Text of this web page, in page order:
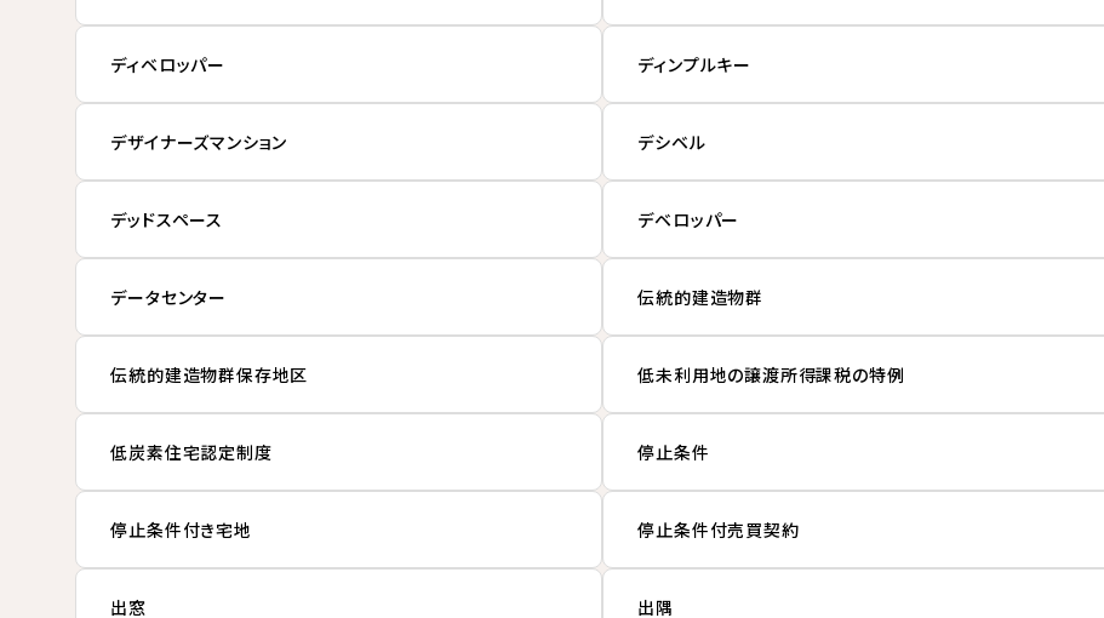
ディベロッパー ディンプルキー
デザイナーズマンション デシベル
デッドスペース デベロッパー
データセンター 伝統的建造物群
伝統的建造物群保存地区 低未利用地の譲渡所得課税の特例
低炭素住宅認定制度 停止条件
停止条件付き宅地 停止条件付売買契約
出窓 出隅